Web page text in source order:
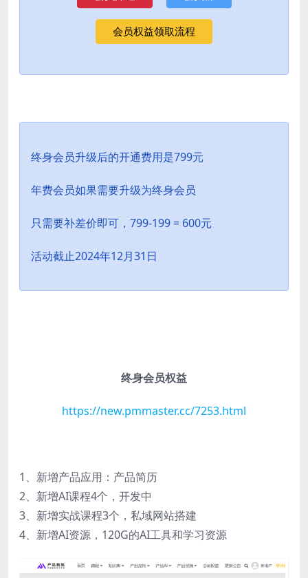
会员权益领取流程
终身会员升级后的开通费用是799元
年费会员如果需要升级为终身会员
只需要补差价即可，799-199 = 600元
活动截止2024年12月31日
终身会员权益
https://new.pmmaster.cc/7253.html
1、新增产品应用：产品简历
2、新增AI课程4个，开发中
3、新增实战课程3个，私域网站搭建
4、新增AI资源，120G的AI工具和学习资源